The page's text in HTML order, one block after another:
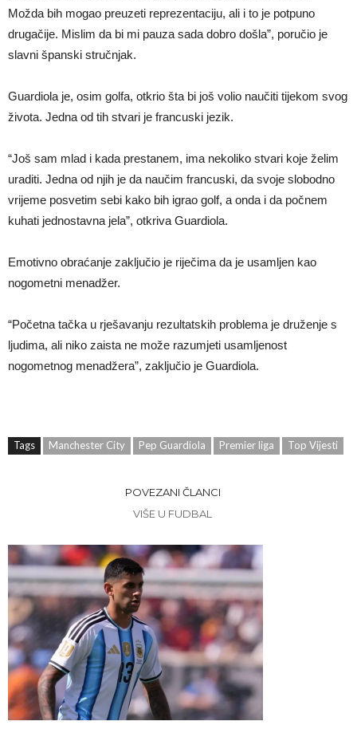
Možda bih mogao preuzeti reprezentaciju, ali i to je potpuno
drugačije. Mislim da bi mi pauza sada dobro došla”, poručio je
slavni španski stručnjak.
Guardiola je, osim golfa, otkrio šta bi još volio naučiti tijekom svog
života. Jedna od tih stvari je francuski jezik.
“Još sam mlad i kada prestanem, ima nekoliko stvari koje želim
uraditi. Jedna od njih je da naučim francuski, da svoje slobodno
vrijeme posvetim sebi kako bih igrao golf, a onda i da počnem
kuhati jednostavna jela”, otkriva Guardiola.
Emotivno obraćanje zaključio je riječima da je usamljen kao
nogometni menadžer.
“Početna tačka u rješavanju rezultatskih problema je druženje s
ljudima, ali niko zaista ne može razumjeti usamljenost
nogometnog menadžera”, zaključio je Guardiola.
Tags Manchester City Pep Guardiola Premier liga Top Vijesti
POVEZANI ČLANCI
VIŠE U FUDBAL